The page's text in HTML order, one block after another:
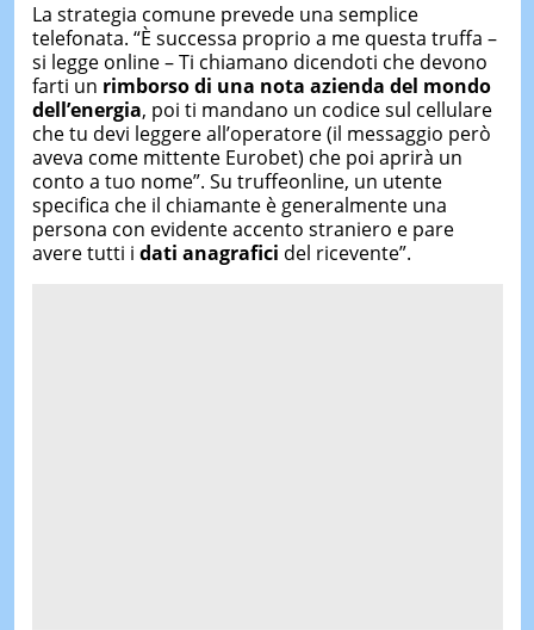
La strategia comune prevede una semplice
telefonata. “È successa proprio a me questa truffa –
si legge online – Ti chiamano dicendoti che devono
farti un rimborso di una nota azienda del mondo
dell’energia, poi ti mandano un codice sul cellulare
che tu devi leggere all’operatore (il messaggio però
aveva come mittente Eurobet) che poi aprirà un
conto a tuo nome”. Su truffeonline, un utente
specifica che il chiamante è generalmente una
persona con evidente accento straniero e pare
avere tutti i dati anagrafici del ricevente”.